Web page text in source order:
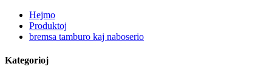
Hejmo
Produktoj
bremsa tamburo kaj naboserio
Kategorioj